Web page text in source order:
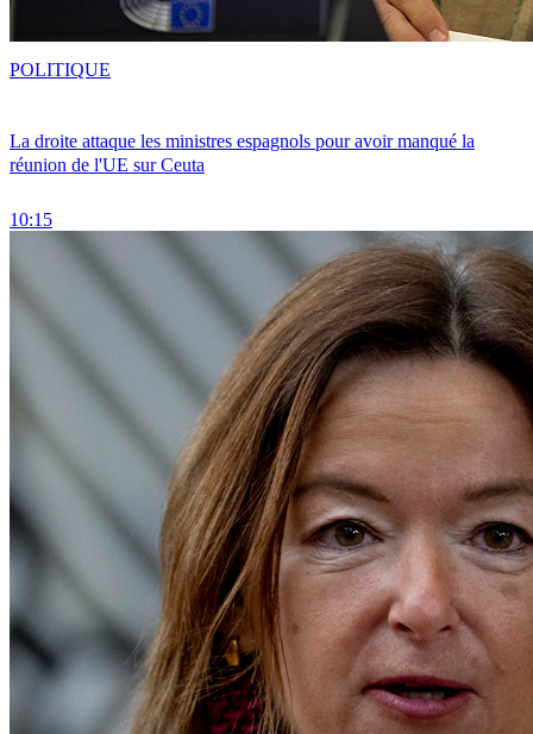
La droite attaque les ministres espagnols pour avoir manqué la
réunion de l'UE sur Ceuta
10:15
POLITIQUE